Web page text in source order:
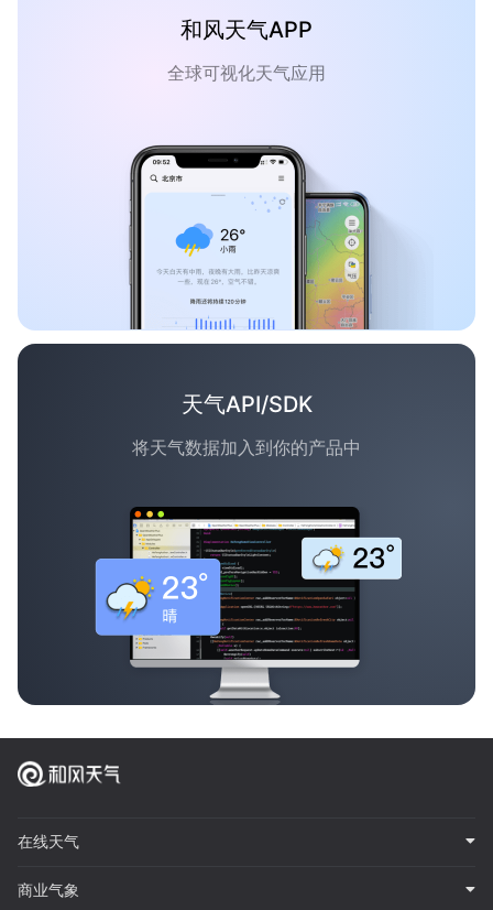
和风天气APP
全球可视化天气应用
天气API/SDK
将天气数据加入到你的产品中
在线天气
商业气象